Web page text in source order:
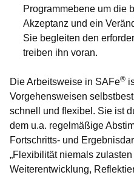
Programmebene um die
Akzeptanz und ein
Sie begleiten den
treiben ihn voran.
Die Arbeitsweise in SAFe®
Vorgehensweisen
schnell und flexibel. Sie ist
dem u.a. regelmäßige
Fort­schritts- und
„Flexibilität niemals
Weiter­entwicklung,